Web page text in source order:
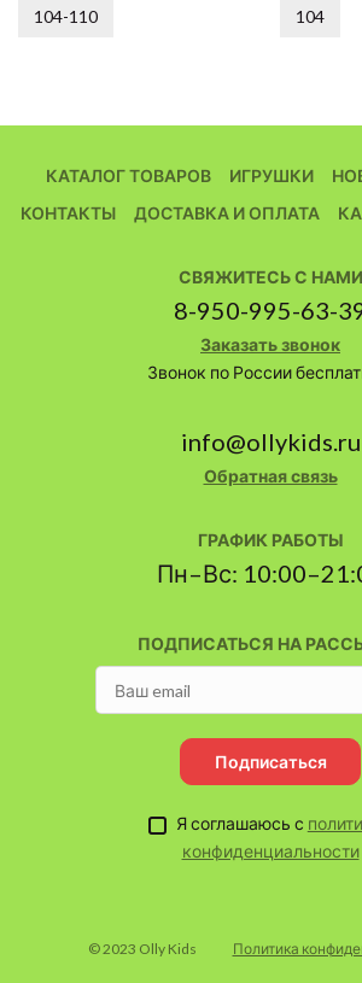
104-110 104
КАТАЛОГ ТОВАРОВ ИГРУШКИ
КОНТАКТЫ
ДОСТАВКА И ОПЛАТА
ПОДПИСАТЬСЯ НА
Подписаться
Я соглашаюсь с
конфиденциальности
СВЯЖИТЕСЬ С НАМИ
8-950-995-63-
Заказать звонок
Звонок по России
info@ollykids.ru
Обратная связь
ГРАФИК РАБОТЫ
Пн–Вс:
© 2023 Olly Kids Политика